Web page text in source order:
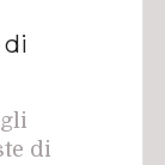
di